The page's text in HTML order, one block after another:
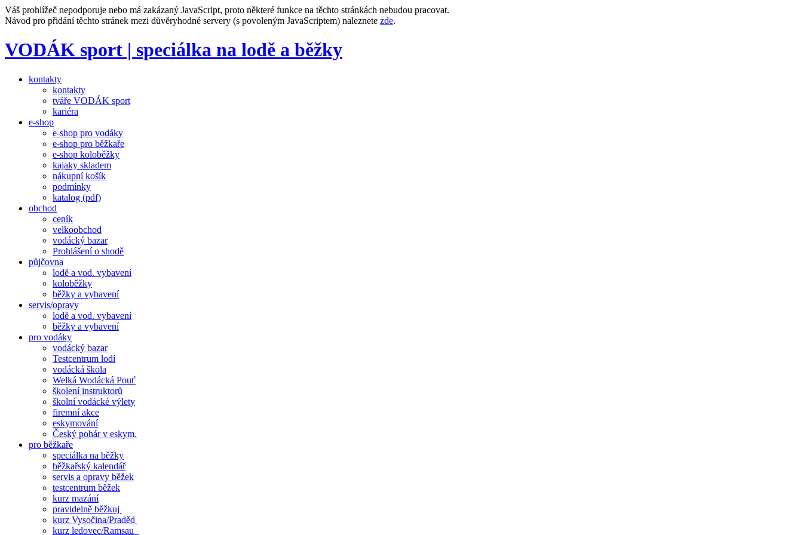
Váš prohlížeč nepodporuje nebo má zakázaný JavaScript, proto některé funkce na těchto stránkách nebudou pracovat.
Návod pro přidání těchto stránek mezi důvěryhodné servery (s povoleným JavaScriptem) naleznete zde.
VODÁK sport | speciálka na lodě a běžky
kontakty
kontakty
tváře VODÁK sport
kariéra
e-shop
e-shop pro vodáky
e-shop pro běžkaře
e-shop koloběžky
kajaky skladem
nákupní košík
podmínky
katalog (pdf)
obchod
ceník
velkoobchod
vodácký bazar
Prohlášení o shodě
půjčovna
lodě a vod. vybavení
koloběžky
běžky a vybavení
servis/opravy
lodě a vod. vybavení
běžky a vybavení
pro vodáky
vodácký bazar
Testcentrum lodí
vodácká škola
Welká Wodácká Pouť
školení instruktorů
školní vodácké výlety
firemní akce
eskymování
Český pohár v eskym.
pro běžkaře
speciálka na běžky
běžkařský kalendář
servis a opravy běžek
testcentrum běžek
kurz mazání
pravidelně běžkuj
kurz Vysočina/Praděd
kurz ledovec/Ramsau